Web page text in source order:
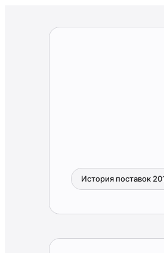
История поставок